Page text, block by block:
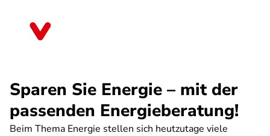
Sparen Sie Energie – mit der
passenden Energieberatung!
Beim Thema Energie stellen sich heutzutage viele